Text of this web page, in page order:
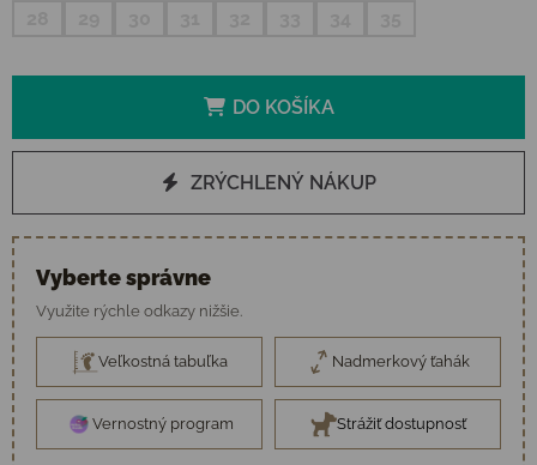
DO KOŠÍKA
ZRÝCHLENÝ NÁKUP
Vyberte správne
Využite rýchle odkazy nižšie.
Veľkostná tabuľka Nadmerkový ťahák
Vernostný program Strážiť dostupnosť